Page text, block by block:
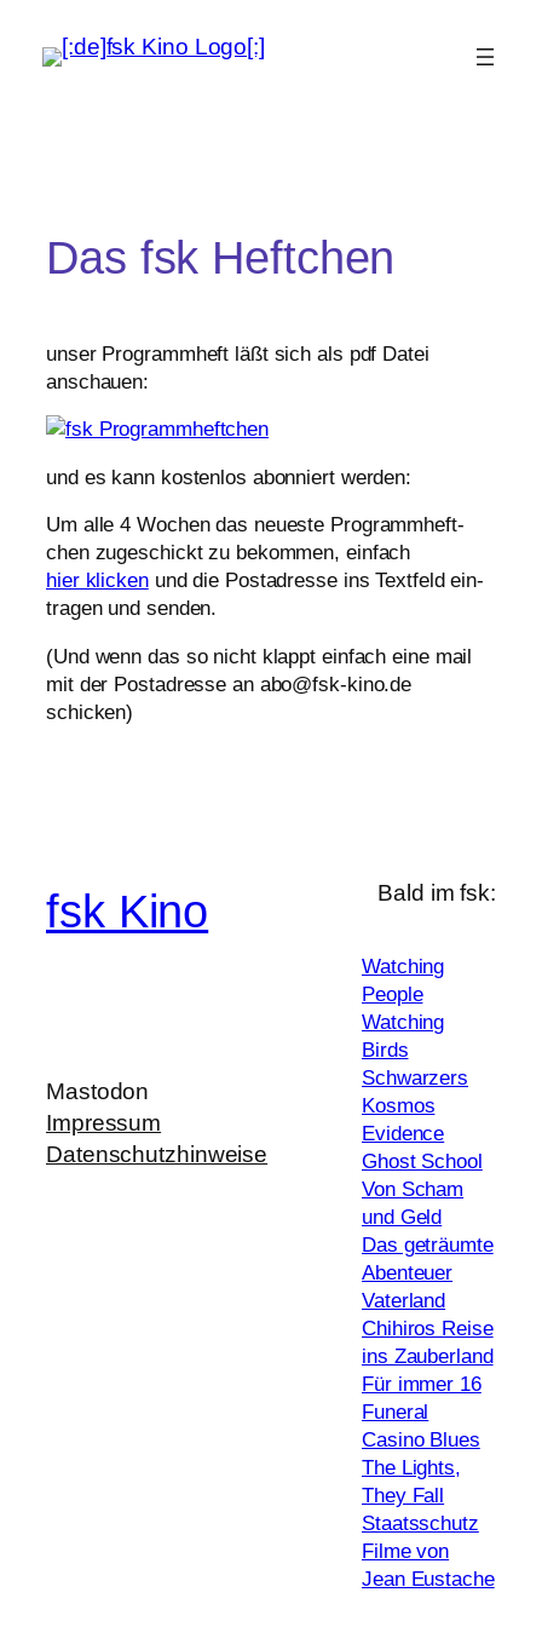
Das fsk Heftchen
unser Pro­gramm­heft läßt sich als pdf Datei
anschauen:
und es kann kos­ten­los abon­niert werden:
Um alle 4 Wochen das neu­este Pro­gramm­heft­
chen zuge­schickt zu bekom­men, einfach
hier kli­ckenund die Post­adresse ins Text­feld ein­
tra­gen und senden.
(Und wenn das so nicht klappt ein­fach eine mail
mit der Post­adresse an abo@fsk-kino.de
schicken)
fsk Kino
Mastodon
Impressum
Datenschutzhinweise
Bald im fsk:
Watching
People
Watching
Birds
Schwarzers
Kosmos
Evidence
Ghost School
Von Scham
und Geld
Das geträumte
Abenteuer
Vaterland
Chihiros Reise
ins Zauberland
Für immer 16
Funeral
Casino Blues
The Lights,
They Fall
Staatsschutz
Filme von
Jean Eustache